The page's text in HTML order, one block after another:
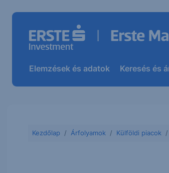
Elemzések és adatok Keresés és
Kezdőlap Árfolyamok Külföldi piacok